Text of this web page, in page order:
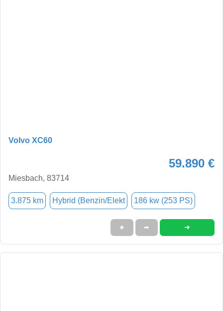
Volvo XC60
59.890 €
Miesbach, 83714
3.875 km Hybrid (Benzin/Elekt 186 kw (253 PS)
★ ➦ ➜